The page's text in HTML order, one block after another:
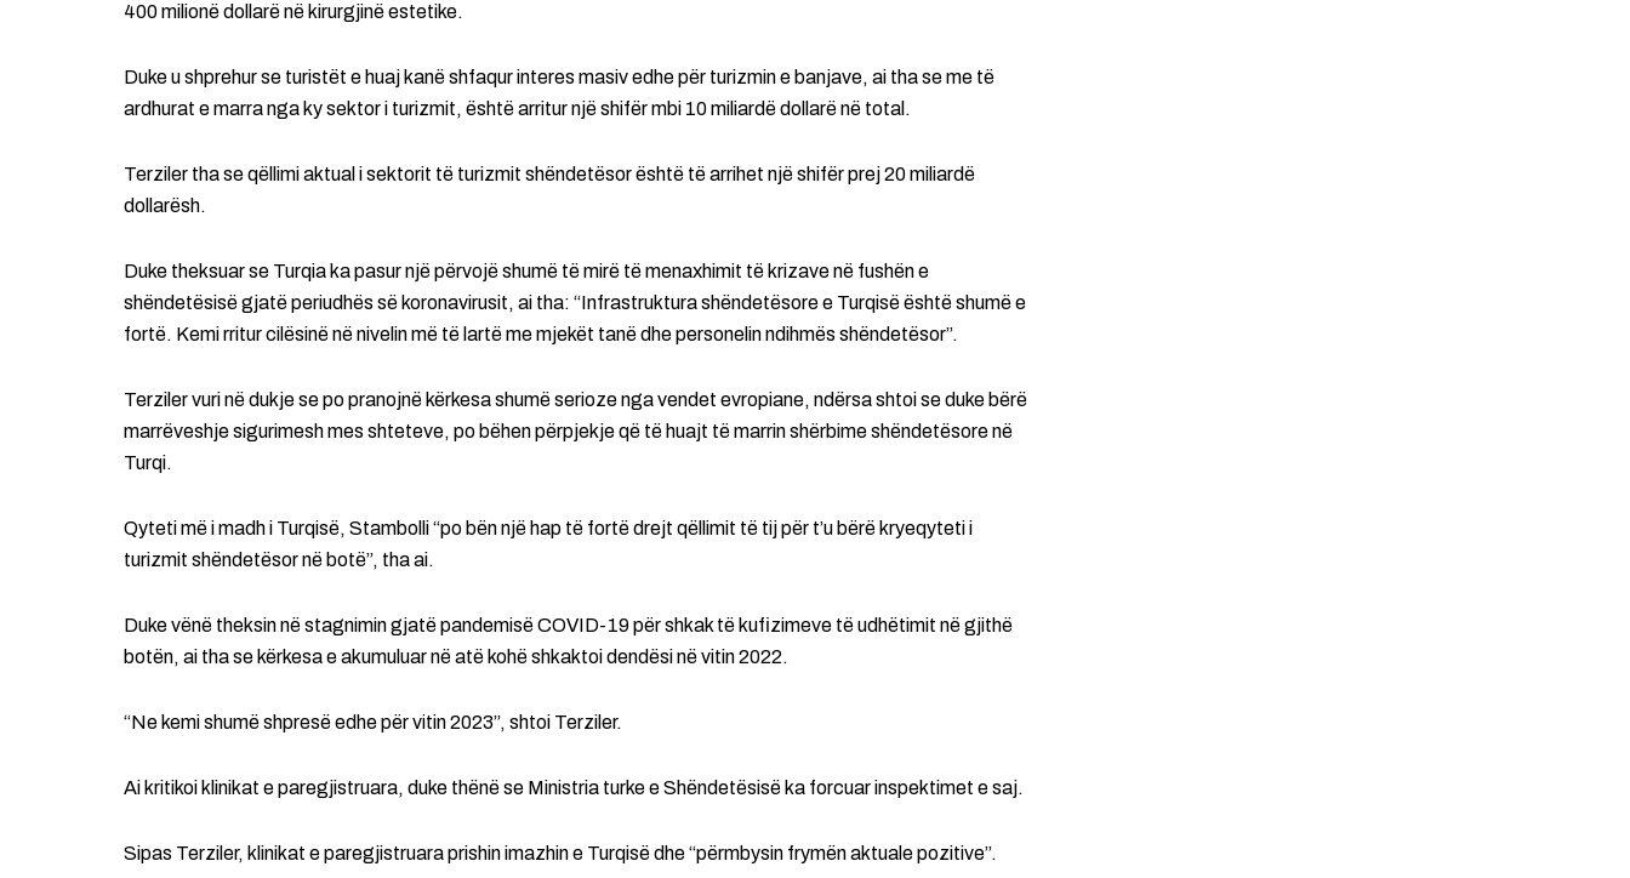
400 milionë dollarë në kirurgjinë estetike.
Duke u shprehur se turistët e huaj kanë shfaqur interes masiv edhe për turizmin e banjave, ai tha se me të
ardhurat e marra nga ky sektor i turizmit, është arritur një shifër mbi 10 miliardë dollarë në total.
Terziler tha se qëllimi aktual i sektorit të turizmit shëndetësor është të arrihet një shifër prej 20 miliardë
dollarësh.
Duke theksuar se Turqia ka pasur një përvojë shumë të mirë të menaxhimit të krizave në fushën e
shëndetësisë gjatë periudhës së koronavirusit, ai tha: “Infrastruktura shëndetësore e Turqisë është shumë e
fortë. Kemi rritur cilësinë në nivelin më të lartë me mjekët tanë dhe personelin ndihmës shëndetësor”.
Terziler vuri në dukje se po pranojnë kërkesa shumë serioze nga vendet evropiane, ndërsa shtoi se duke bërë
marrëveshje sigurimesh mes shteteve, po bëhen përpjekje që të huajt të marrin shërbime shëndetësore në
Turqi.
Qyteti më i madh i Turqisë, Stambolli “po bën një hap të fortë drejt qëllimit të tij për t’u bërë kryeqyteti i
turizmit shëndetësor në botë”, tha ai.
Duke vënë theksin në stagnimin gjatë pandemisë COVID-19 për shkak të kufizimeve të udhëtimit në gjithë
botën, ai tha se kërkesa e akumuluar në atë kohë shkaktoi dendësi në vitin 2022.
“Ne kemi shumë shpresë edhe për vitin 2023”, shtoi Terziler.
Ai kritikoi klinikat e paregjistruara, duke thënë se Ministria turke e Shëndetësisë ka forcuar inspektimet e saj.
Sipas Terziler, klinikat e paregjistruara prishin imazhin e Turqisë dhe “përmbysin frymën aktuale pozitive”.